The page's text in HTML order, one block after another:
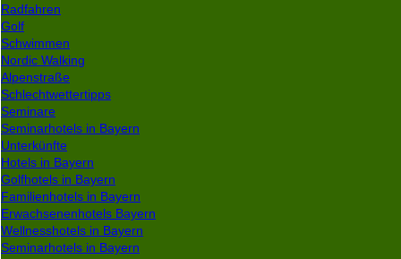
Radfahren
Golf
Schwimmen
Nordic Walking
Alpenstraße
Schlechtwettertipps
Seminare
Seminarhotels in Bayern
Unterkünfte
Hotels in Bayern
Golfhotels in Bayern
Familienhotels in Bayern
Erwachsenenhotels Bayern
Wellnesshotels in Bayern
Seminarhotels in Bayern